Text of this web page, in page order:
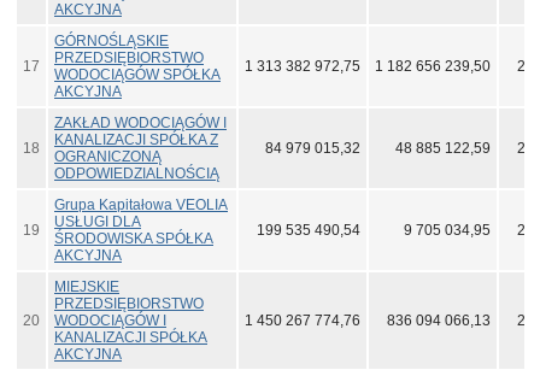
AKCYJNA
17
GÓRNOŚLĄSKIE
PRZEDSIĘBIORSTWO
WODOCIĄGÓW SPÓŁKA
AKCYJNA
1 313 382 972,75 1 182 656 239,50
18
ZAKŁAD WODOCIĄGÓW I
KANALIZACJI SPÓŁKA Z
OGRANICZONĄ
ODPOWIEDZIALNOŚCIĄ
84 979 015,32 48 885 122,59
19
Grupa Kapitałowa VEOLIA
USŁUGI DLA
ŚRODOWISKA SPÓŁKA
AKCYJNA
199 535 490,54 9 705 034,95
20
MIEJSKIE
PRZEDSIĘBIORSTWO
WODOCIĄGÓW I
KANALIZACJI SPÓŁKA
AKCYJNA
1 450 267 774,76 836 094 066,13